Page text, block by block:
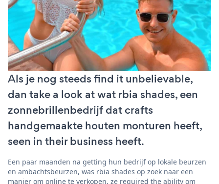
Als je nog steeds find it unbelievable,
dan take a look at wat rbia shades, een
zonnebrillenbedrijf dat crafts
handgemaakte houten monturen heeft,
seen in their business heeft.
Een paar maanden na getting hun bedrijf op lokale beurzen
en ambachtsbeurzen, was rbia shades op zoek naar een
manier om online te verkopen. ze required the ability om